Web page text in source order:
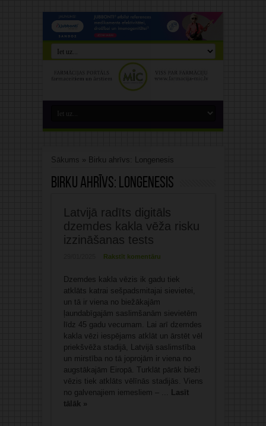
Sākums » Birku ahrīvs: Longenesis
Birku ahrīvs: Longenesis
Latvijā radīts digitāls
dzemdes kakla vēža risku
izzināšanas tests
Rakstīt komentāru
Dzemdes kakla vēzis ik gadu tiek
atklāts katrai sešpadsmitajai sievietei,
un tā ir viena no biežākajām
ļaundabīgajām saslimšanām sievietēm
līdz 45 gadu vecumam. Lai arī dzemdes
kakla vēzi iespējams atklāt un ārstēt vēl
priekšvēža stadijā, Latvijā saslimstība
un mirstība no tā joprojām ir viena no
augstākajām Eiropā. Turklāt pārāk bieži
vēzis tiek atklāts vēlīnās stadijās. Viens
no galvenajiem iemesliem – ... Lasīt
tālāk »